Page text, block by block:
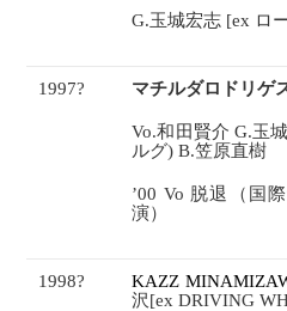
G.玉城宏志 [ex ロ
1997? マチルダロドリゲ
Vo.和田賢介 G.玉
ルグ) B.笠原直樹
’00 Vo 脱退（国
演）
1998? KAZZ
沢[ex DRIVING